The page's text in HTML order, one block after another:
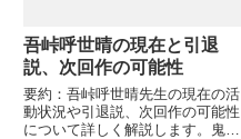
吾峠呼世晴の現在と引退
説、次回作の可能性
要約：吾峠呼世晴先生の現在の活
動状況や引退説、次回作の可能性
について詳しく解説します。鬼滅